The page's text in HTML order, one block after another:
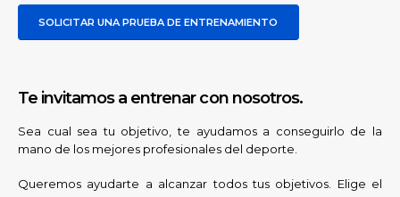
Te invitamos a entrenar con nosotros.
Sea cual sea tu objetivo, te ayudamos a conseguirlo de la
mano de los mejores profesionales del deporte.
Queremos ayudarte a alcanzar todos tus objetivos. Elige el